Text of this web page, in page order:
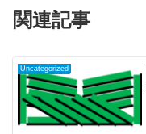
関連記事
Uncategorized